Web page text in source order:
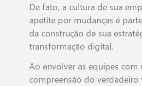
De fato, a cultura de sua
apetite por mudanças é
da construção de sua
transformação digital.
Ao envolver as equipes com
compreensão do verdadeiro